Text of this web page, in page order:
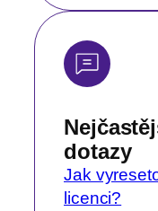
dotazy
Jak
licenci?